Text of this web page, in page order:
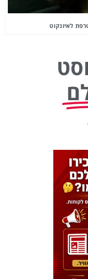
לאיזנקוט